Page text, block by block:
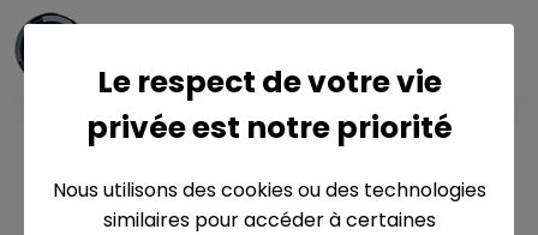
Ali Baba et les
40 voleurs
Le respect de votre vie
privée est notre priorité
Nous utilisons des cookies ou des technologies
similaires pour accéder à certaines